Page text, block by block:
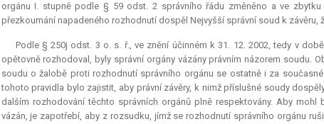
orgánu I. stupně podle § 59 odst. 2 správního řádu změněno a ve
přezkoumání napadeného rozhodnutí dospěl Nejvyšší správní soud k závěru,
Podle § 250j odst. 3 o. s. ř., ve znění účinném k 31. 12. 2002, tedy v
opětovně rozhodoval, byly správní orgány vázány právním názorem soudu.
soudu o žalobě proti rozhodnutí správního orgánu se ostatně i za
tohoto pravidla bylo zajistit, aby právní závěry, k nimž příslušné soudy
dalším rozhodování těchto správních orgánů plně respektovány. Aby
vázán, je zapotřebí, aby z rozsudku, jímž se rozhodnutí správního orgánu